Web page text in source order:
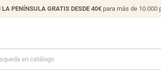
LA PENÍNSULA GRATIS DESDE 40€para más de 10.000